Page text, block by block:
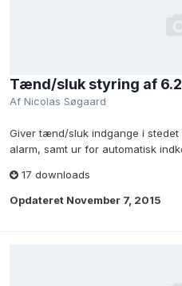
Tænd/sluk styring af
Af Nicolas Søgaard
Giver tænd/sluk indgange i
alarm, samt ur for automatisk
17 downloads
Opdateret November 7, 2015